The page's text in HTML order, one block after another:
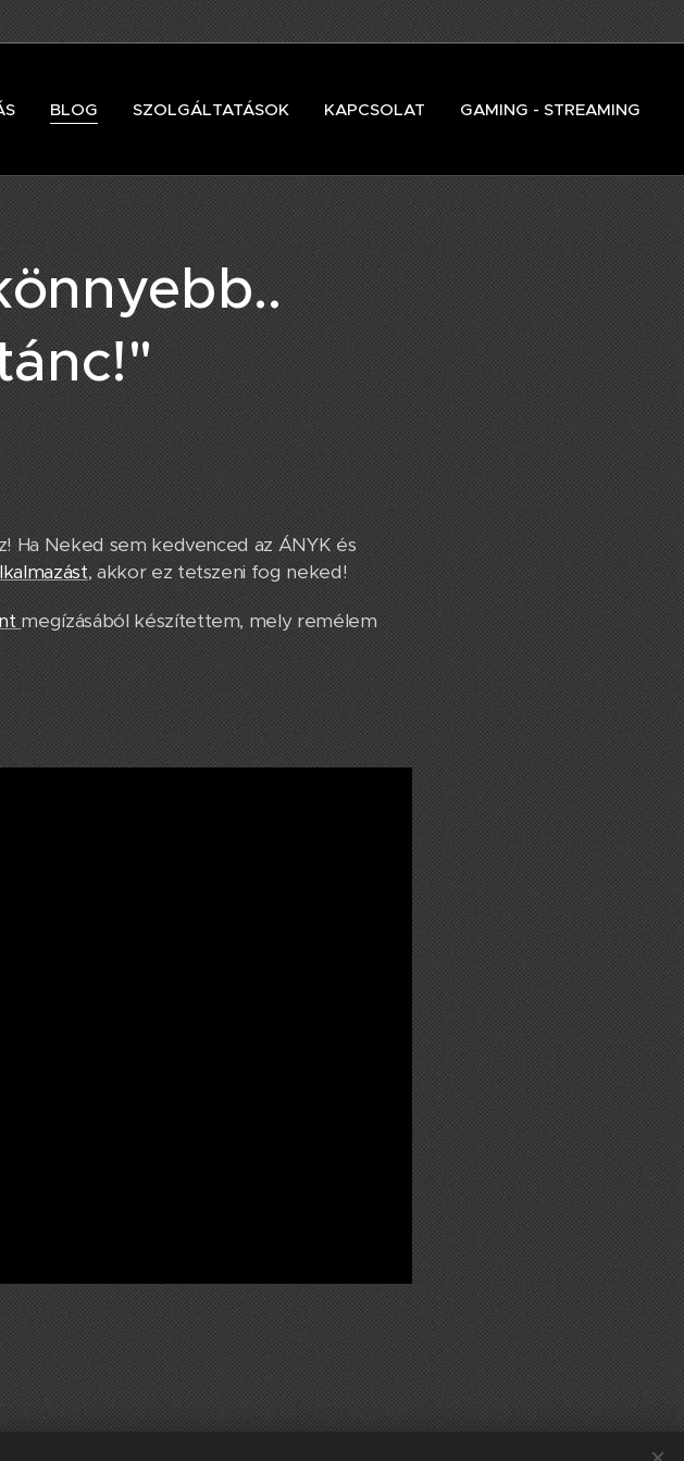
BLOG SZOLGÁLTATÁSOK KAPCSOLAT GAMING - STREAMING
Ha Neked sem kedvenced az ÁNYK és
, akkor ez tetszeni fog neked!
megízásából készítettem, mely remélem